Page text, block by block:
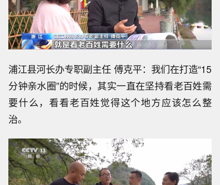
浦江县河长办专职副主任 傅克平：我们在打造“15
分钟亲水圈”的时候，其实一直在坚持看老百姓需
要什么，看看老百姓觉得这个地方应该怎么整
治。